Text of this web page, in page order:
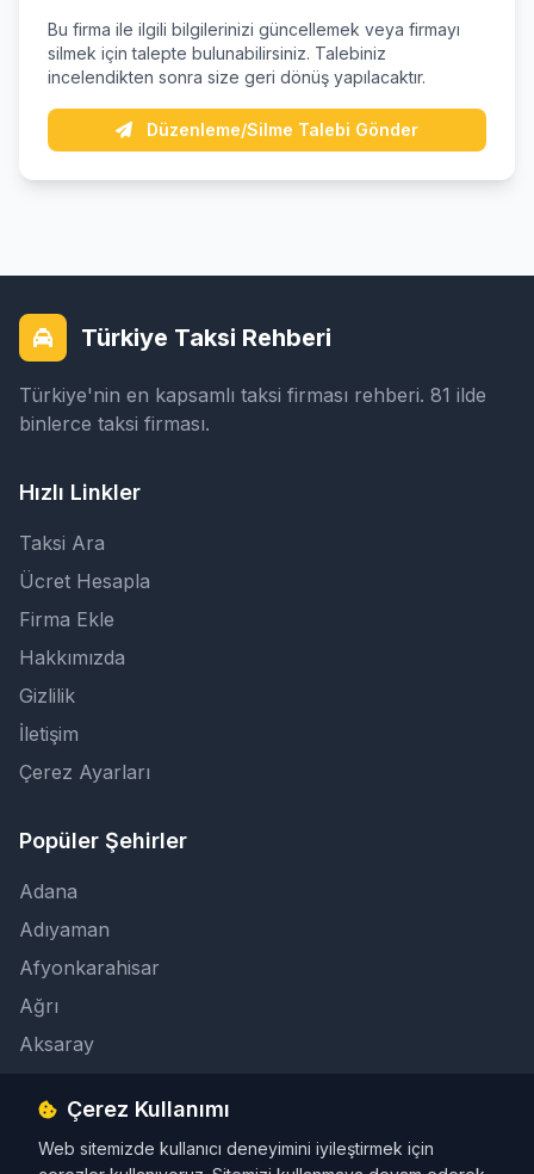
Bu firma ile ilgili bilgilerinizi güncellemek veya firmayı
silmek için talepte bulunabilirsiniz. Talebiniz
incelendikten sonra size geri dönüş yapılacaktır.
Düzenleme/Silme Talebi Gönder
Türkiye Taksi Rehberi
Türkiye'nin en kapsamlı taksi firması rehberi. 81 ilde
binlerce taksi firması.
Hızlı Linkler
Taksi Ara
Ücret Hesapla
Firma Ekle
Hakkımızda
Gizlilik
İletişim
Çerez Ayarları
Popüler Şehirler
Adana
Adıyaman
Afyonkarahisar
Ağrı
Aksaray
İletişim
info@taksicibul.com
Çerez Kullanımı
Web sitemizde kullanıcı deneyimini iyileştirmek için